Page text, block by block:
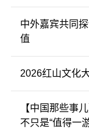
中外嘉宾共同
值
2026红山文化
【中国那些事
不只是“值得一